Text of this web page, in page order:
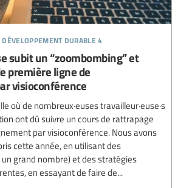
durable 4
subit un “zoombombing” et
première ligne de
visioconférence
où de nombreux·euses travailleur·euse·s
ont dû suivre un cours de rattrapage
par visioconférence. Nous avons
cette année, en utilisant des
grand nombre) et des stratégies
en essayant de faire de...